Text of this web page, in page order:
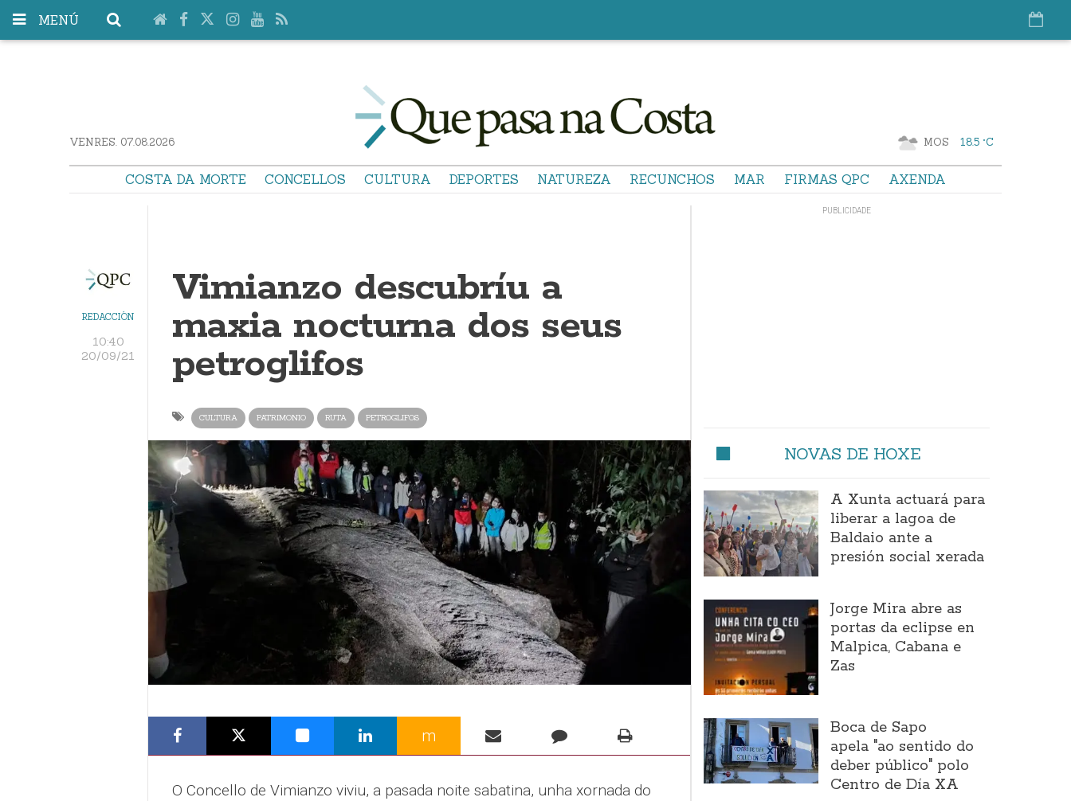
MENÚ
VENRES. 07.08.2026 MOS 18.5 °C
COSTA DA MORTE CONCELLOS CULTURA DEPORTES NATUREZA RECUNCHOS MAR FIRMAS QPC AXENDA
REDACCIÓN
10:40
20/09/21
Vimianzo descubríu a
maxia nocturna dos seus
petroglifos
CULTURA PATRIMONIO RUTA PETROGLIFOS
m
O Concello de Vimianzo viviu, a pasada noite sabatina, unha xornada do
NOVAS DE HOXE
A Xunta actuará para
liberar a lagoa de
Baldaio ante a
presión social xerada
Jorge Mira abre as
portas da eclipse en
Malpica, Cabana e
Zas
Boca de Sapo
apela "ao sentido do
deber público" polo
Centro de Día XA